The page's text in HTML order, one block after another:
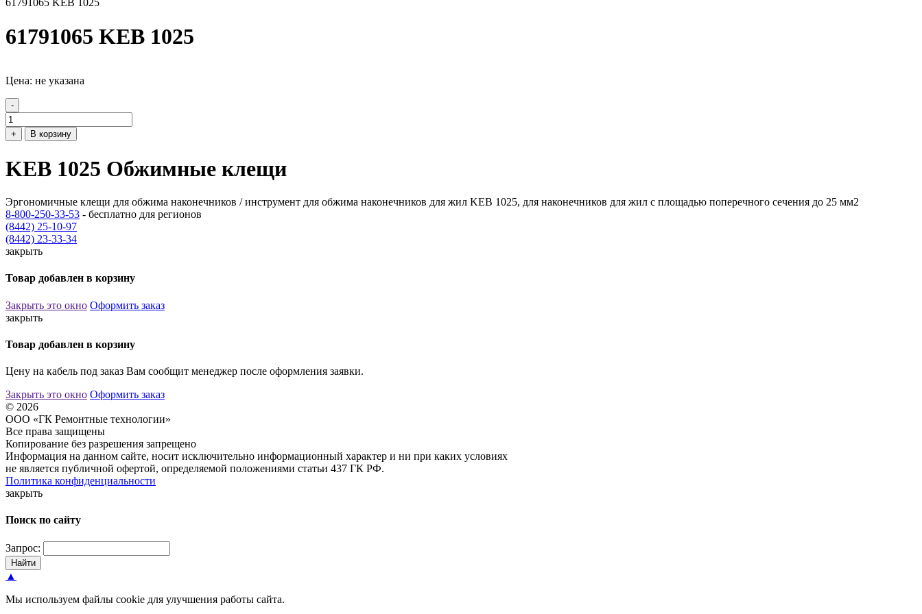
61791065 KEB 1025
61791065 KEB 1025
Цена: не указана
-
+ В корзину
KEB 1025 Обжимные клещи
Эргономичные клещи для обжима наконечников / инструмент для обжима наконечников для жил KEB 1025, для наконечников для жил с площадью поперечного сечения до 25 мм2
8-800-250-33-53 - бесплатно для регионов
(8442) 25-10-97
(8442) 23-33-34
закрыть
Товар добавлен в корзину
Закрыть это окно Оформить заказ
закрыть
Товар добавлен в корзину
Цену на кабель под заказ Вам сообщит менеджер после оформления заявки.
Закрыть это окно Оформить заказ
© 2026
ООО «ГК Ремонтные технологии»
Все права защищены
Копирование без разрешения запрещено
Информация на данном сайте, носит исключительно информационный характер и ни при каких условиях
не является публичной офертой, определяемой положениями статьи 437 ГК РФ.
Политика конфиденциальности
закрыть
Поиск по сайту
Запрос:
Найти
▲
Мы используем файлы cookie для улучшения работы сайта.